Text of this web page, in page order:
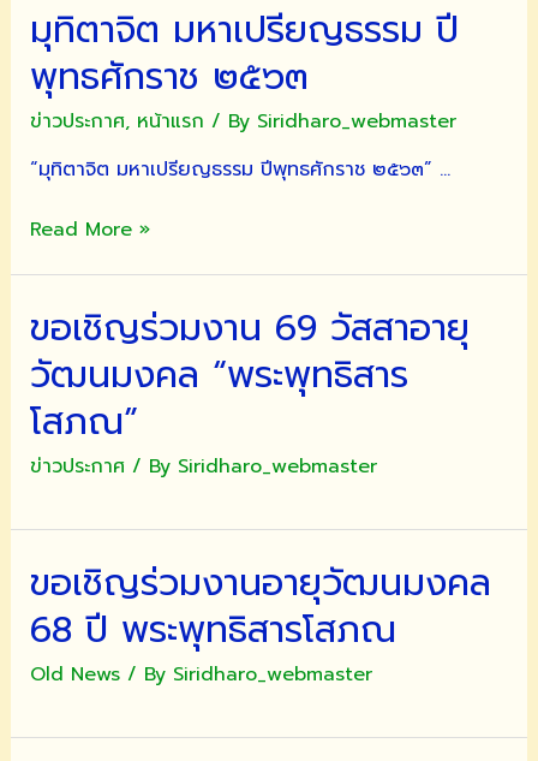
เปรียญ
ธรรม
ปี
พุทธศักราช
มุทิตาจิต มหาเปรียญธรรม ปี
พุทธศักราช ๒๕๖๓
ข่าวประกาศ, หน้าแรก / By Siridharo_webmaster
“มุทิตาจิต มหาเปรียญธรรม ปีพุทธศักราช ๒๕๖๓” …
มุทิตา
เปรียญ
ธรรม
ปี
พุทธศักราช
๒๕๖๓
Read More »
ขอเชิญร่วมงาน 69 วัสสาอายุ
วัฒนมงคล “พระพุทธิสาร
โสภณ”
ข่าวประกาศ/ By Siridharo_webmaster
ขอเชิญร่วมงานอายุวัฒนมงคล
68 ปี พระพุทธิสารโสภณ
Old News/ By Siridharo_webmaster